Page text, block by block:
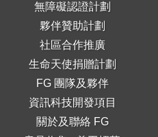
無障礙認證計劃
夥伴贊助計劃
社區合作推廣
生命天使捐贈計劃
FG 團隊及夥伴
資訊科技開發項目
關於及聯絡 FG